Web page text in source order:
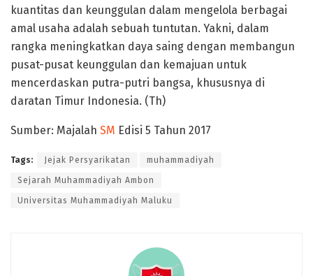
kuantitas dan keunggulan dalam mengelola berbagai
amal usaha adalah sebuah tuntutan. Yakni, dalam
rangka meningkatkan daya saing dengan membangun
pusat-pusat keunggulan dan kemajuan untuk
mencerdaskan putra-putri bangsa, khususnya di
daratan Timur Indonesia. (Th)
Sumber: Majalah SM Edisi 5 Tahun 2017
Tags: Jejak Persyarikatan muhammadiyah
Sejarah Muhammadiyah Ambon
Universitas Muhammadiyah Maluku